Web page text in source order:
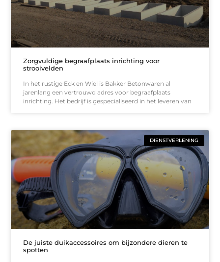
Zorgvuldige begraafplaats inrichting voor
strooivelden
In het rustige Eck en Wiel is Bakker Betonwaren al
jarenlang een vertrouwd adres voor begraafplaats
inrichting. Het bedrijf is gespecialiseerd in het leveren van
DIENSTVERLENING
De juiste duikaccessoires om bijzondere dieren te
spotten